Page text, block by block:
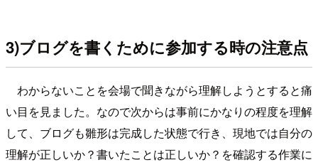
3)ブログを書くために参加する時の注意点
わからないことを会場で聞きながら理解しようとすると痛
い目を見ました。なので次からは事前にかなりの程度を理解
して、ブログも雛形は完成した状態で行き、現地では自分の
理解が正しいか？書いたことは正しいか？を確認する作業に